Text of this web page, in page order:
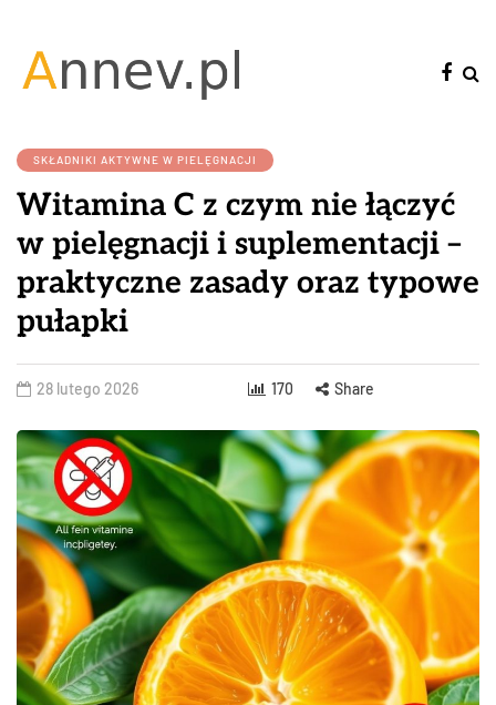
SKŁADNIKI AKTYWNE W PIELĘGNACJI
Witamina C z czym nie łączyć
w pielęgnacji i suplementacji –
praktyczne zasady oraz typowe
pułapki
28 lutego 2026 170 Share